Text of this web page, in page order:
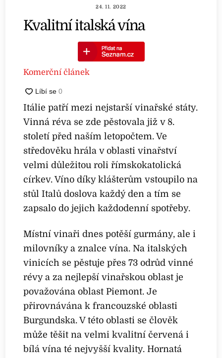
24. 11. 2022
Kvalitní italská vína
Komerční článek
Itálie patří mezi nejstarší vinařské státy.
Vinná réva se zde pěstovala již v 8.
století před naším letopočtem. Ve
středověku hrála v oblasti vinařství
velmi důležitou roli římskokatolická
církev. Víno díky klášterům vstoupilo na
stůl Italů doslova každý den a tím se
zapsalo do jejich každodenní spotřeby.
Místní vinaři dnes potěší gurmány, ale i
milovníky a znalce vína. Na italských
vinicích se pěstuje přes 73 odrůd vinné
révy a za nejlepší vinařskou oblast je
považována oblast Piemont. Je
přirovnávána k francouzské oblasti
Burgundska. V této oblasti se člověk
může těšit na velmi kvalitní červená i
bílá vína té nejvyšší kvality. Hornatá